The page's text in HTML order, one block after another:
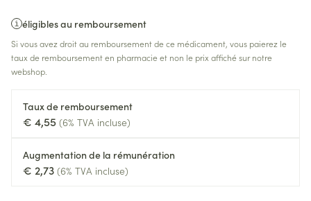
éligibles au remboursement
Si vous avez droit au remboursement de ce médicament, vous paierez le
taux de remboursement en pharmacie et non le prix affiché sur notre
webshop.
Taux de remboursement
€ 4,55 (6% TVA incluse)
Augmentation de la rémunération
€ 2,73 (6% TVA incluse)